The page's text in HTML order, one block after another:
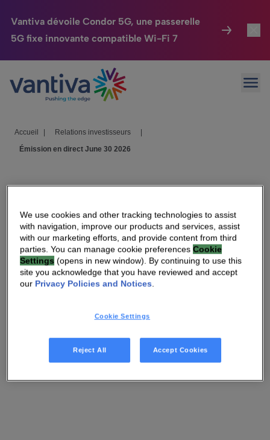
Vantiva dévoile Condor 5G, une passerelle
5G fixe innovante compatible Wi-Fi 7
Passer au contenu principal
Maison Connectée
HomeSight
Entreprise
Relations Investisseurs
Accueil Relations investisseurs
Émission en direct June 30 2026
2026 de Vantiva 30 Juin
2026 à 14h
We use cookies and other tracking technologies to assist
with navigation, improve our products and services, assist
with our marketing efforts, and provide content from third
parties. You can manage cookie preferencesCookie
Settings (opens in new window). By continuing to use this
site you acknowledge that you have reviewed and accept
our Privacy Policies and Notices.
Cookie Settings
Reject All Accept Cookies